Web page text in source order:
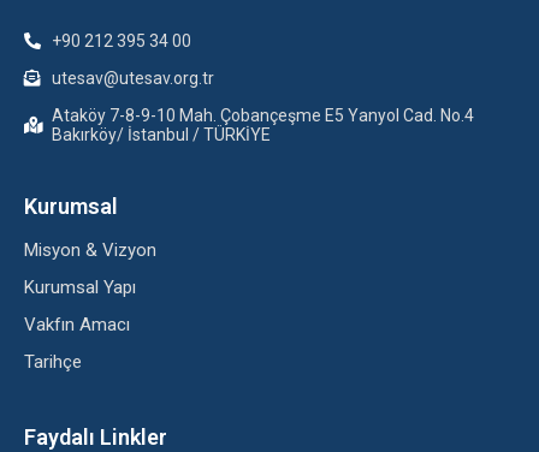
+90 212 395 34 00
utesav@utesav.org.tr
Ataköy 7-8-9-10 Mah. Çobançeşme E5 Yanyol Cad. No.4
Bakırköy/ İstanbul / TÜRKİYE
Kurumsal
Misyon & Vizyon
Kurumsal Yapı
Vakfın Amacı
Tarihçe
Faydalı Linkler